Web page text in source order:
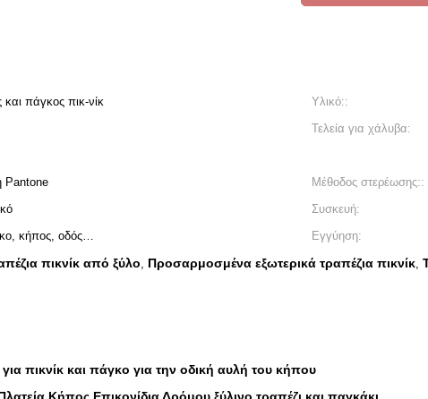
και πάγκος πικ-νίκ Υλικό::
Τελεία για χάλυβα:
Pantone Μέθοδος στερέωσης::
Συσκευή:
κήπος, οδός… Εγγύηση:
πικνίκ από ξύλο, Προσαρμοσμένα εξωτερικά τραπέζια πικνίκ,
πικνίκ και πάγκο για την οδική αυλή του κήπου